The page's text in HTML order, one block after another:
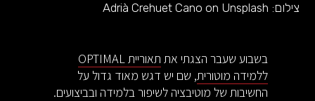
צילום: Adrià Crehuet Cano on Unsplash
בשבוע שעבר הצגתי את
תאוריית OPTIMAL
ללמידה מוטורית, שם יש דגש מאוד גדול על
החשיבות של מוטיבציה לשיפור בלמידה ובביצועים.